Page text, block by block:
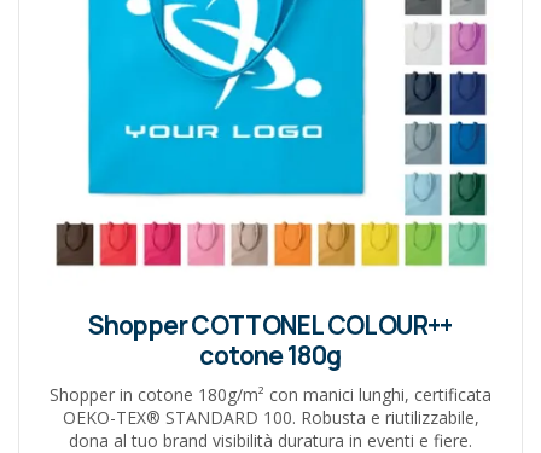
Shopper COTTONEL COLOUR++
cotone 180g
Shopper in cotone 180g/m² con manici lunghi, certificata
OEKO-TEX® STANDARD 100. Robusta e riutilizzabile,
dona al tuo brand visibilità duratura in eventi e fiere.